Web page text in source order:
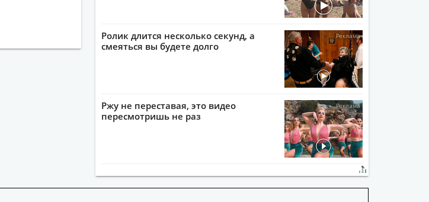
Ролик длится несколько секунд, а
смеяться вы будете долго
Ржу не переставая, это видео
пересмотришь не раз